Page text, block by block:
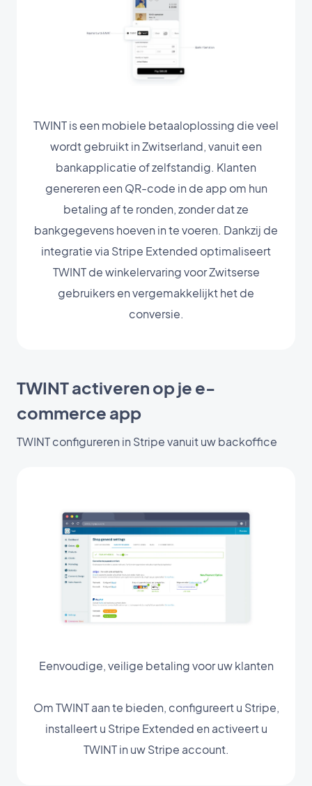
TWINT is een mobiele betaaloplossing die veel
wordt gebruikt in Zwitserland, vanuit een
bankapplicatie of zelfstandig. Klanten
genereren een QR-code in de app om hun
betaling af te ronden, zonder dat ze
bankgegevens hoeven in te voeren. Dankzij de
integratie via Stripe Extended optimaliseert
TWINT de winkelervaring voor Zwitserse
gebruikers en vergemakkelijkt het de
conversie.
TWINT activeren op je e-
commerce app
TWINT configureren in Stripe vanuit uw backoffice
Eenvoudige, veilige betaling voor uw klanten
Om TWINT aan te bieden, configureert u Stripe,
installeert u Stripe Extended en activeert u
TWINT in uw Stripe account.